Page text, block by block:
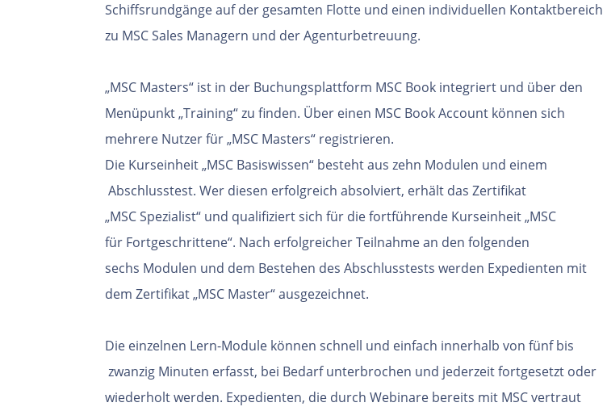
Schiffsrundgängeauf der gesamten Flotte und einen individuellen Kontaktbereich
zu MSC Sales Managern und der Agenturbetreuung.
„MSC Masters“ ist in der Buchungsplattform MSC Book integriert und über den
Menüpunkt „Training“ zu finden. Über einen MSC Book Account können sich
mehrere Nutzer für „MSC Masters“ registrieren.
Die Kurseinheit „MSC Basiswissen“ besteht aus zehn Modulen und einem
Abschlusstest. Wer diesen erfolgreich absolviert, erhält das Zertifikat
„MSCSpezialist“ und qualifiziert sich für die fortführende Kurseinheit „MSC
für Fortgeschrittene“. Nach erfolgreicher Teilnahme an den folgenden
sechs Modulen und dem Bestehen des Abschlusstests werden Expedienten mit
dem Zertifikat „MSC Master“ ausgezeichnet.
Die einzelnen Lern-Module können schnell und einfach innerhalb von fünf bis
zwanzig Minuten erfasst, bei Bedarf unterbrochen und jederzeit fortgesetzt oder
wiederholt werden. Expedienten, die durch Webinare bereits mit MSCvertraut